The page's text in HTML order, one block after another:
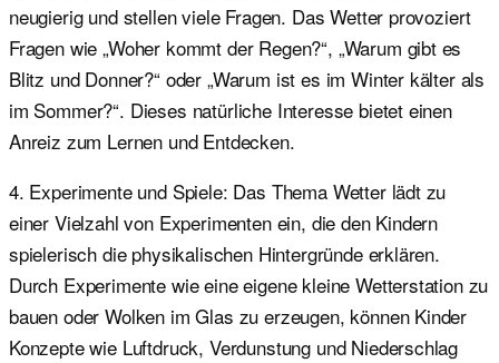
neugierig und stellen viele Fragen. Das Wetter provoziert
Fragen wie „Woher kommt der Regen?“, „Warum gibt es
Blitz und Donner?“ oder „Warum ist es im Winter kälter als
im Sommer?“. Dieses natürliche Interesse bietet einen
Anreiz zum Lernen und Entdecken.
4. Experimente und Spiele: Das Thema Wetter lädt zu
einer Vielzahl von Experimenten ein, die den Kindern
spielerisch die physikalischen Hintergründe erklären.
Durch Experimente wie eine eigene kleine Wetterstation zu
bauen oder Wolken im Glas zu erzeugen, können Kinder
Konzepte wie Luftdruck, Verdunstung und Niederschlag